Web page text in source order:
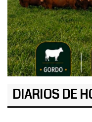
DIARIOS DE